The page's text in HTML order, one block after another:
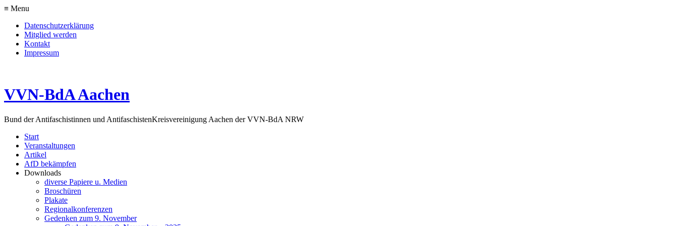
≡ Menu
Datenschutzerklärung
Mitglied werden
Kontakt
Impressum
VVN-BdA Aachen
Bund der Antifaschistinnen und AntifaschistenKreisvereinigung Aachen der VVN-BdA NRW
Start
Veranstaltungen
Artikel
AfD bekämpfen
Downloads
diverse Papiere u. Medien
Broschüren
Plakate
Regionalkonferenzen
Gedenken zum 9. November